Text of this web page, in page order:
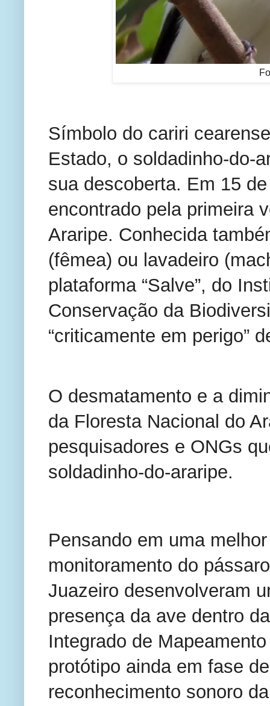
Símbolo do cariri
Estado, o soldadinho-do-
sua descoberta. Em 15
encontrado pela primeira
Araripe. Conhecida
(fêmea) ou lavadeiro
plataforma “Salve”, do
Conservação da
“criticamente em perigo”
O desmatamento e a
da Floresta Nacional do
pesquisadores e ONGs
soldadinho-do-araripe.
Pensando em uma
monitoramento do
Juazeiro desenvolveram
presença da ave dentro
Integrado de
protótipo ainda em fase
reconhecimento sonoro